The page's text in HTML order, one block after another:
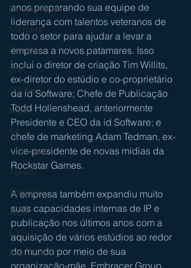
Bloober Team
Microids
Gearbox
SNK
PQube
Mario
EA
Marvelous
Xseed
Activision
Atlus
E3
Koei Tecmo
anos preparando sua equipe de
liderança com talentos veteranos de
todo o setor para ajudar a levar a
empresa a novos patamares. Isso
inclui o diretor de criação Tim Willits,
ex-diretor do estúdio e co-proprietário
da id Software; Chefe de Publicação
Todd Hollenshead, anteriormente
Presidente e CEO da id Software; e
chefe de marketing Adam Tedman, ex-
vice-presidente de novas mídias da
Rockstar Games.
A empresa também expandiu muito
suas capacidades internas de IP e
publicação nos últimos anos com a
aquisição de vários estúdios ao redor
do mundo por meio de sua
organização-mãe, Embracer Group,